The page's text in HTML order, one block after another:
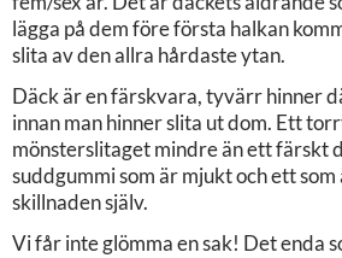
lägga på dem före första halkan
slita av den allra hårdaste ytan.
Däck är en färskvara, tyvärr hinner
innan man hinner slita ut dom. Ett
mönsterslitaget mindre än ett färskt
suddgummi som är mjukt och ett
skillnaden själv.
Vi får inte glömma en sak! Det enda